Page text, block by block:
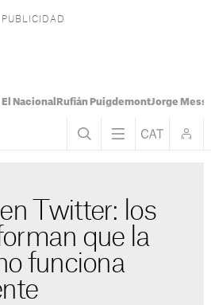
Nacional Rufián PuigdemontJorge Messi
Twitter: los
que la
funciona